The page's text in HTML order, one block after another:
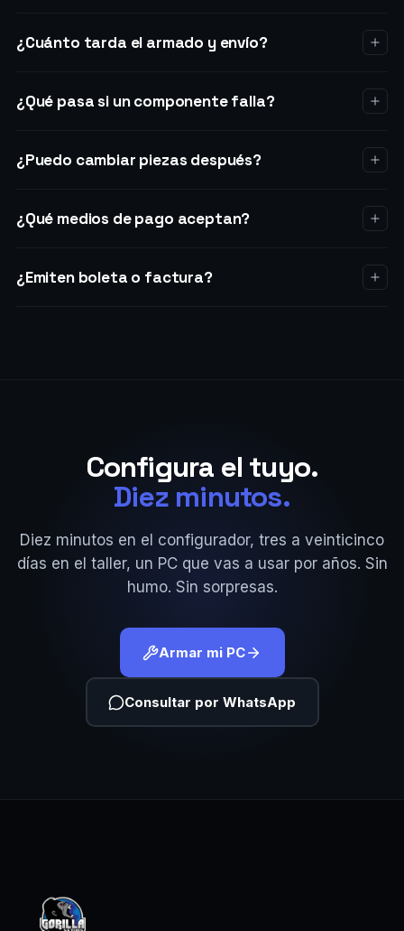
¿Cuánto tarda el armado y envío?
¿Qué pasa si un componente falla?
¿Puedo cambiar piezas después?
¿Qué medios de pago aceptan?
¿Emiten boleta o factura?
Configura el tuyo.
Diez minutos.
Diez minutos en el configurador, tres a veinticinco
días en el taller, un PC que vas a usar por años. Sin
humo. Sin sorpresas.
Armar mi PC
Consultar por WhatsApp